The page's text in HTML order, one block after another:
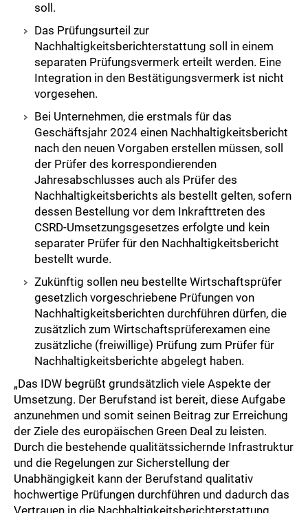
soll.
Das Prüfungsurteil zur
Nachhaltigkeitsberichterstattung soll in einem
separaten Prüfungsvermerk erteilt werden. Eine
Integration in den Bestätigungsvermerk ist nicht
vorgesehen.
Bei Unternehmen, die erstmals für das
Geschäftsjahr 2024 einen Nachhaltigkeitsbericht
nach den neuen Vorgaben erstellen müssen, soll
der Prüfer des korrespondierenden
Jahresabschlusses auch als Prüfer des
Nachhaltigkeitsberichts als bestellt gelten, sofern
dessen Bestellung vor dem Inkrafttreten des
CSRD-Umsetzungsgesetzes erfolgte und kein
separater Prüfer für den Nachhaltigkeitsbericht
bestellt wurde.
Zukünftig sollen neu bestellte Wirtschaftsprüfer
gesetzlich vorgeschriebene Prüfungen von
Nachhaltigkeitsberichten durchführen dürfen, die
zusätzlich zum Wirtschaftsprüferexamen eine
zusätzliche (freiwillige) Prüfung zum Prüfer für
Nachhaltigkeitsberichte abgelegt haben.
„Das IDW begrüßt grundsätzlich viele Aspekte der
Umsetzung. Der Berufstand ist bereit, diese Aufgabe
anzunehmen und somit seinen Beitrag zur Erreichung
der Ziele des europäischen Green Deal zu leisten.
Durch die bestehende qualitätssichernde Infrastruktur
und die Regelungen zur Sicherstellung der
Unabhängigkeit kann der Berufstand qualitativ
hochwertige Prüfungen durchführen und dadurch das